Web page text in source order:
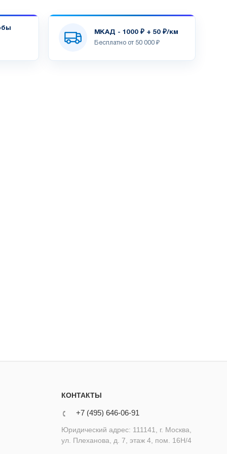
МКАД - 1000 ₽ + 50 ₽/км
Бесплатно от 50 000 ₽
КОНТАКТЫ
+7 (495) 646-06-91
Юридический адрес: 111141, г. Москва,
ул. Плеханова, д. 7, этаж 4, пом. 16Н/4